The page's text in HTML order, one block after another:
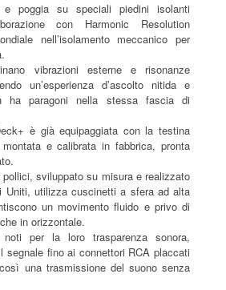
e poggia su speciali piedini isolanti
con Harmonic Resolution
nell’isolamento meccanico per
vibrazioni esterne e risonanze
un’esperienza d’ascolto nitida e
ha paragoni nella stessa fascia di
è già equipaggiata con la testina
montata e calibrata in fabbrica, pronta
sviluppato su misura e realizzato
Uniti, utilizza cuscinetti a sfera ad alta
un movimento fluido e privo di
in orizzontale.
per la loro trasparenza sonora,
segnale fino ai connettori RCA placcati
una trasmissione del suono senza